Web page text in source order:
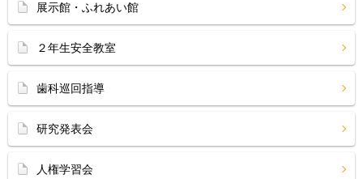
展示館・ふれあい館
２年生安全教室
歯科巡回指導
研究発表会
人権学習会